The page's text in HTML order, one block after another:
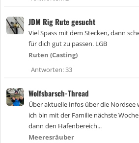
JDM Rig Rute gesucht
Viel Spass mit dem Stecken, dann
für dich gut zu passen. LGB
Ruten (Casting)
Antworten 33
Wolfsbarsch-Thread
Über aktuelle Infos über die Nordsee
ich bin mit der Familie nächste
dann den Hafenbereich...
Meeresräuber